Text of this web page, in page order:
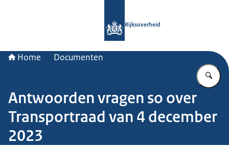
Rijksoverheid
Home Documenten
Antwoorden vragen so over
Transportraad van 4 december
2023